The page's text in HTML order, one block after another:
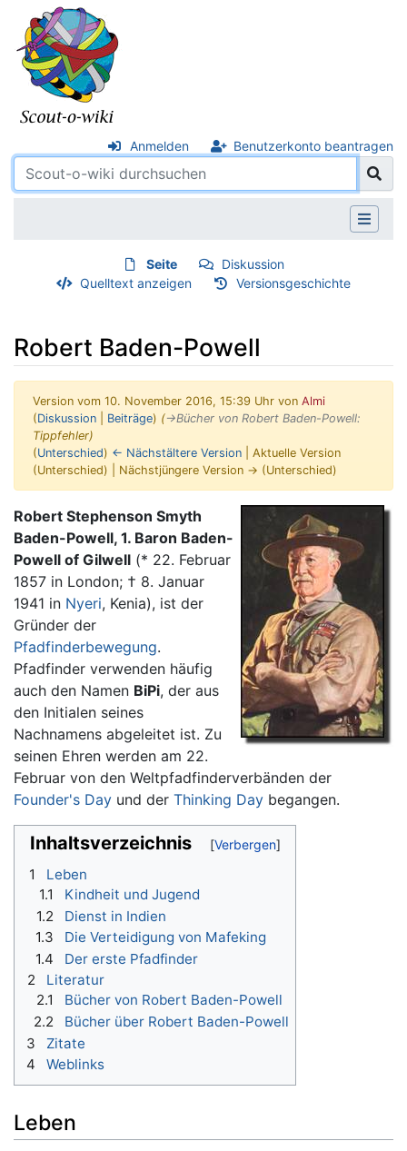
Anmelden Benutzerkonto beantragen
Seite
Diskussion
Quelltext anzeigen
Versionsgeschichte
Robert Baden-Powell
Version vom 10. November 2016, 15:39 Uhr von Almi
(Diskussion Beiträge) (→‎Bücher von Robert Baden-Powell:
Tippfehler)
(Unterschied) ← Nächstältere Version | Aktuelle Version
(Unterschied) | Nächstjüngere Version → (Unterschied)
Wechseln zu:Navigation,Suche
Robert Stephenson Smyth
Baden-Powell, 1. Baron Baden-
Powell of Gilwell (* 22. Februar
1857 in London; † 8. Januar
1941 in Nyeri, Kenia), ist der
Gründer der
Pfadfinderbewegung.
Pfadfinder verwenden häufig
auch den Namen BiPi, der aus
den Initialen seines
Nachnamens abgeleitet ist. Zu
seinen Ehren werden am 22.
Februar von den Weltpfadfinderverbänden der
Founder's Day und der Thinking Day begangen.
Inhaltsverzeichnis
1
Leben
1.1
Kindheit und Jugend
1.2
Dienst in Indien
1.3
Die Verteidigung von Mafeking
1.4
Der erste Pfadfinder
2
Literatur
2.1
Bücher von Robert Baden-Powell
2.2
Bücher über Robert Baden-Powell
3
Zitate
4
Weblinks
Leben